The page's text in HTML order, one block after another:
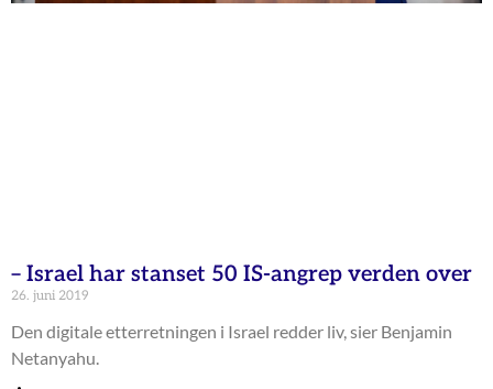
– Israel har stanset 50 IS-angrep verden over
26. juni 2019
Den digitale etterretningen i Israel redder liv, sier Benjamin
Netanyahu.